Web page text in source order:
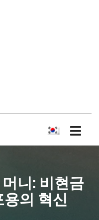
한국어
니: 비현금
의 혁신